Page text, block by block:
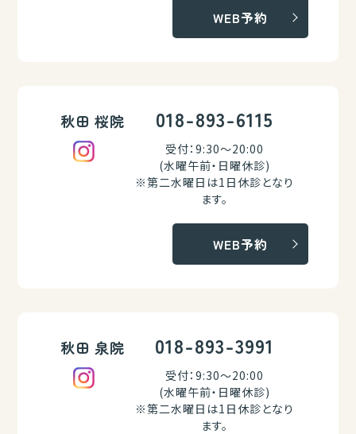
WEB予約
秋田 桜院 018-893-6115
受付：9:30～20:00
(水曜午前・日曜休診)
※第二水曜日は1日休診となり
ます。
WEB予約
秋田 泉院 018-893-3991
受付：9:30～20:00
(水曜午前・日曜休診)
※第二水曜日は1日休診となり
ます。